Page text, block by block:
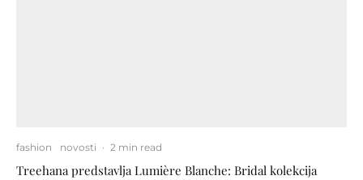
fashion novosti · 2 min read
Treehana predstavlja Lumière Blanche: Bridal kolekcija